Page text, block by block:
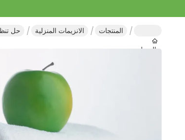
المنزل
المنتجات الانزيمات المنزلية حل